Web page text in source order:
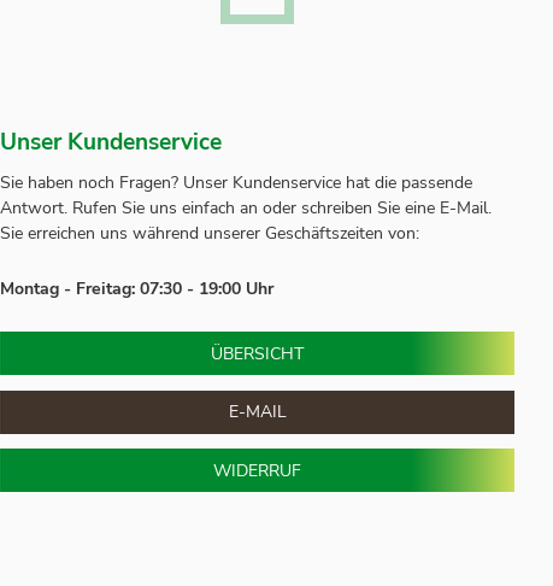
Unser Kundenservice
Sie haben noch Fragen? Unser Kundenservice hat die passende
Antwort. Rufen Sie uns einfach an oder schreiben Sie eine E-Mail.
Sie erreichen uns während unserer Geschäftszeiten von:
Montag - Freitag: 07:30 - 19:00 Uhr
ÜBERSICHT
E-MAIL
WIDERRUF